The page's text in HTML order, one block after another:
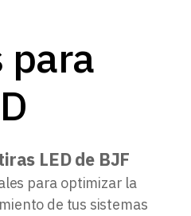
para
LED de BJF
para optimizar la
de tus sistemas